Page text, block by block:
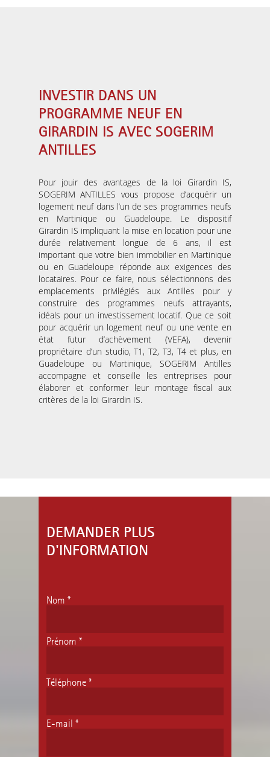
INVESTIR DANS UN
PROGRAMME NEUF EN
GIRARDIN IS AVEC SOGERIM
ANTILLES
Pour jouir des avantages de la loi Girardin IS,
SOGERIM ANTILLES vous propose d’acquérir un
logement neuf dans l’un de ses programmes neufs
en Martinique ou Guadeloupe. Le dispositif
Girardin IS impliquant la mise en location pour une
durée relativement longue de 6 ans, il est
important que votre bien immobilier en Martinique
ou en Guadeloupe réponde aux exigences des
locataires. Pour ce faire, nous sélectionnons des
emplacements privilégiés aux Antilles pour y
construire des programmes neufs attrayants,
idéals pour un investissement locatif. Que ce soit
pour acquérir un logement neuf ou une vente en
état futur d’achèvement (VEFA), devenir
propriétaire d’un studio, T1, T2, T3, T4 et plus, en
Guadeloupe ou Martinique, SOGERIM Antilles
accompagne et conseille les entreprises pour
élaborer et conformer leur montage fiscal aux
critères de la loi Girardin IS.
DEMANDER PLUS
D'INFORMATION
Nom *
Prénom *
Téléphone*
E-mail *